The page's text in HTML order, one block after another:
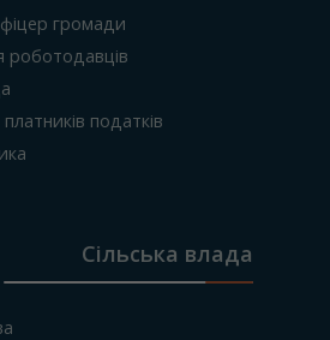
громади
роботодавців
податків
Сільська влада